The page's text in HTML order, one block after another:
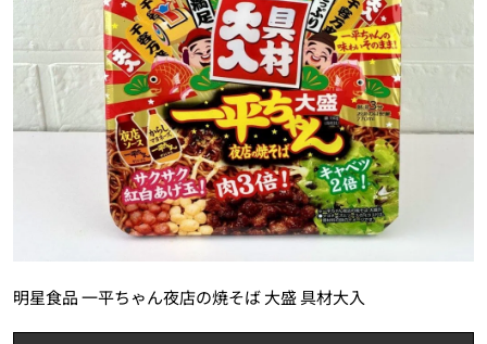
明星食品 一平ちゃん夜店の焼そば 大盛 具材大入